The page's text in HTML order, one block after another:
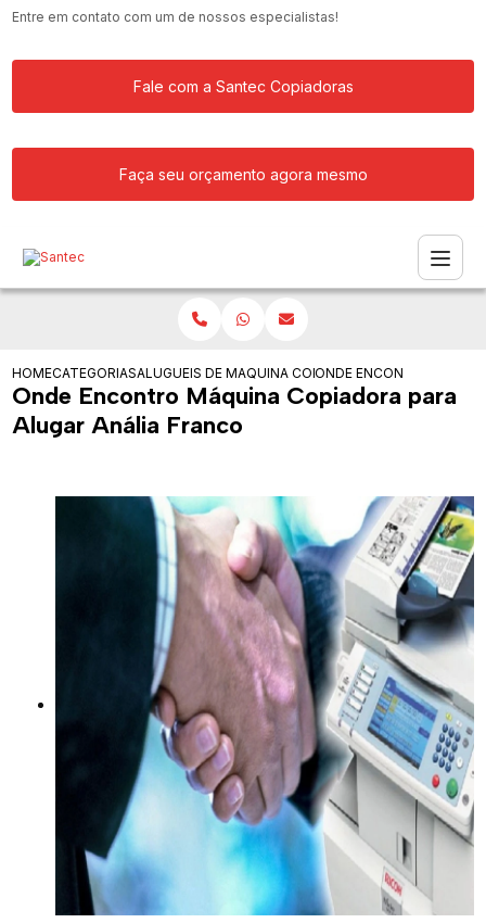
Entre em contato com um de nossos especialistas!
Fale com a Santec Copiadoras
Faça seu orçamento agora mesmo
HOMECATEGORIASALUGUEIS DE COPIADORASMAQUINA COPIADORA PARA ALUGAR
ONDE ENCONTRO
Onde Encontro Máquina Copiadora para
Alugar Anália Franco